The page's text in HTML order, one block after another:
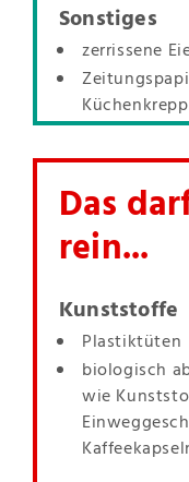
Sonstiges
zerrissene
Das
rein...
Kunststoffe
Plastiktüten
biologisch
wie